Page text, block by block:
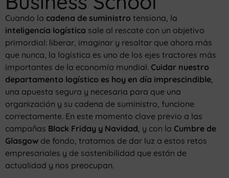
Cuando la cadena de suministro tensiona, la
inteligencia logística sale al rescate con un objetivo
primordial: liberar, imaginar y resaltar que ahora más
que nunca, la logística es uno de los ejes tractores más
importantes de la economía mundial. Cuidar nuestro
departamento logístico es hoy en día imprescindible
una apuesta segura y necesaria para que una
organización y su cadena de suministro, funcione
correctamente. En este momento clave previo a las
campañas Black Friday y Navidad , y con la Cumbre de
Glasgow de fondo, tratamos de dar luz a estos retos
empresariales y de sostenibilidad que están de
actualidad y nos preocupan.